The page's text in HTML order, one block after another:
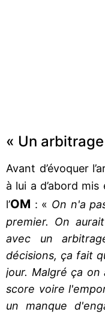
« Un
Avant d’évoquer
à lui a d’abord
l’OM : « On n'a
premier. On
avec un
décisions, ça fait
jour. Malgré ça
score voire
un manque